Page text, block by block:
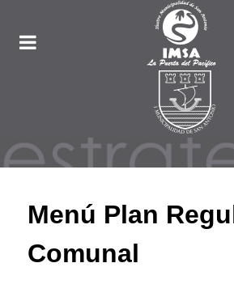
Menú Plan
Comunal